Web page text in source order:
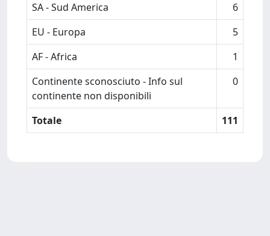
SA - Sud America
6
EU - Europa
5
AF - Africa
1
Continente sconosciuto - Info sul
continente non disponibili
0
Totale 111